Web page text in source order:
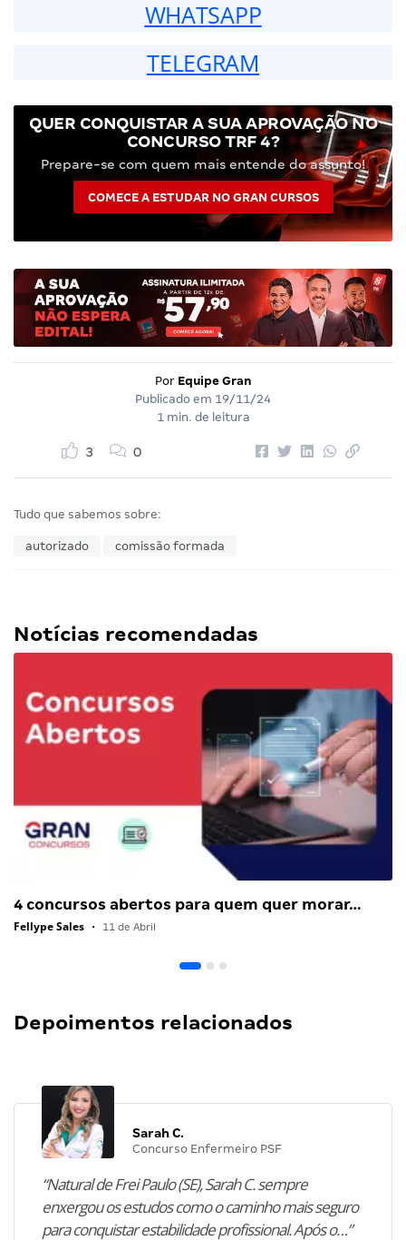
WHATSAPP
TELEGRAM
QUER CONQUISTAR A SUA APROVAÇÃO NO
CONCURSO TRF 4?
Prepare-se com quem mais entende do assunto!
COMECE A ESTUDAR NO GRAN CURSOS
Por Equipe Gran
Publicado em 19/11/24
1 min. de leitura
3 0
Tudo que sabemos sobre:
autorizado comissão formada
Notícias recomendadas
4 concursos abertos para quem quer morar…
Fellype Sales • 11 de Abril
Depoimentos relacionados
Sarah C.
Concurso Enfermeiro PSF
“Natural de Frei Paulo (SE), Sarah C. sempre
enxergou os estudos como o caminho mais seguro
para conquistar estabilidade profissional. Após o…”